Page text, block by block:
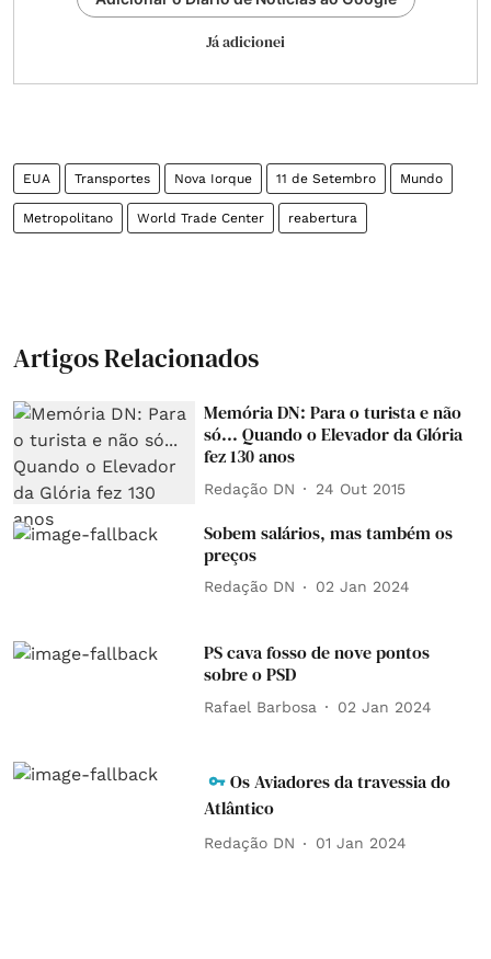
Já adicionei
EUA Transportes Nova Iorque 11 de Setembro Mundo
Metropolitano World Trade Center reabertura
Artigos Relacionados
Memória DN: Para o turista e não
só... Quando o Elevador da Glória
fez 130 anos
Redação DN 24 Out 2015
Sobem salários, mas também os
preços
Redação DN 02 Jan 2024
PS cava fosso de nove pontos
sobre o PSD
Rafael Barbosa 02 Jan 2024
Os Aviadores da travessia do
Atlântico
Redação DN 01 Jan 2024